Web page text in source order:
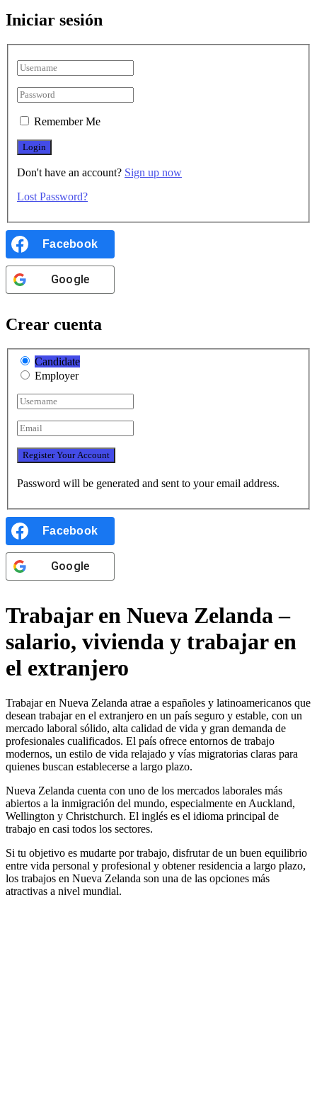
Iniciar sesión
Remember Me
Don't have an account? Sign up now
Lost Password?
Facebook
Google
Crear cuenta
Candidate
Employer
Password will be generated and sent to your email address.
Facebook
Google
Trabajar en Nueva Zelanda –
salario, vivienda y trabajar en
el extranjero
Trabajar en Nueva Zelanda atrae a españoles y latinoamericanos que
desean trabajar en el extranjero en un país seguro y estable, con un
mercado laboral sólido, alta calidad de vida y gran demanda de
profesionales cualificados. El país ofrece entornos de trabajo
modernos, un estilo de vida relajado y vías migratorias claras para
quienes buscan establecerse a largo plazo.
Nueva Zelanda cuenta con uno de los mercados laborales más
abiertos a la inmigración del mundo, especialmente en Auckland,
Wellington y Christchurch. El inglés es el idioma principal de
trabajo en casi todos los sectores.
Si tu objetivo es mudarte por trabajo, disfrutar de un buen equilibrio
entre vida personal y profesional y obtener residencia a largo plazo,
los trabajos en Nueva Zelanda son una de las opciones más
atractivas a nivel mundial.